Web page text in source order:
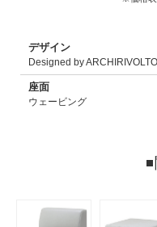
デザイン
Designed by
座面
ウェービング